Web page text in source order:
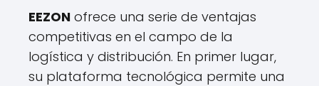
EEZON ofrece una serie de ventajas
competitivas en el campo de la
logística y distribución. En primer lugar,
su plataforma tecnológica permite una